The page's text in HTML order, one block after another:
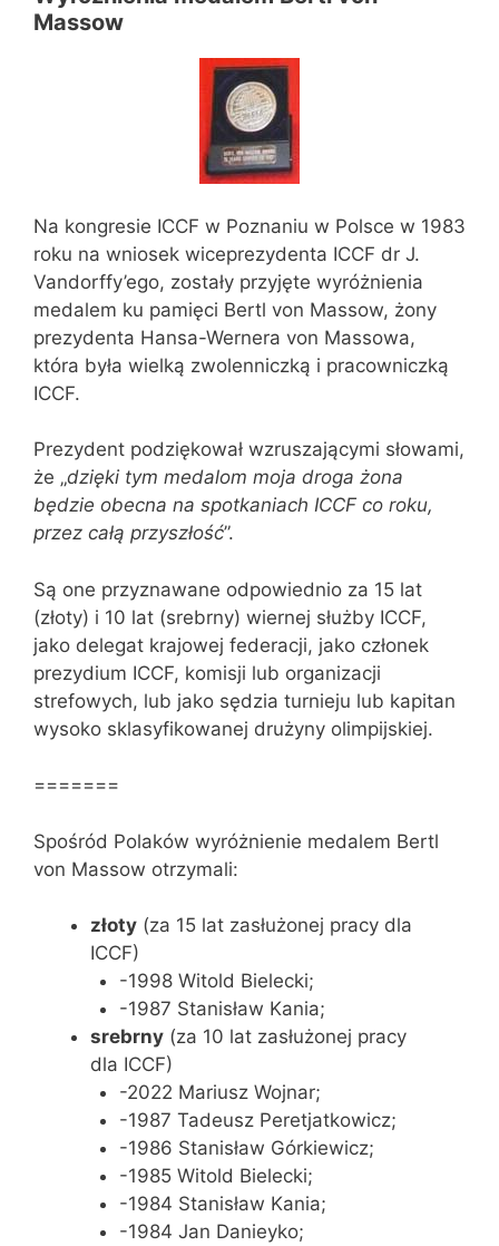
Massow
Na kongresie ICCF w Poznaniu w Polsce w 1983
roku na wniosek wiceprezydenta ICCF dr J.
Vandorffy’ego, zostały przyjęte wyróżnienia
medalem ku pamięci Bertl von Massow, żony
prezydenta Hansa-Wernera von Massowa,
która była wielką zwolenniczką i pracowniczką
ICCF.
Prezydent podziękował wzruszającymi słowami,
że „dzięki tym medalom moja droga żona
będzie obecna na spotkaniach ICCF co roku,
przez całą przyszłość”.
Są one przyznawane odpowiednio za 15 lat
(złoty) i 10 lat (srebrny) wiernej służby ICCF,
jako delegat krajowej federacji, jako członek
prezydium ICCF, komisji lub organizacji
strefowych, lub jako sędzia turnieju lub kapitan
wysoko sklasyfikowanej drużyny olimpijskiej.
=======
Spośród Polaków wyróżnienie medalem Bertl
von Massow otrzymali:
złoty (za 15 lat zasłużonej pracy dla
ICCF)
-1998 Witold Bielecki;
-1987 Stanisław Kania;
srebrny (za 10 lat zasłużonej pracy
dla ICCF)
-2022 Mariusz Wojnar;
-1987 Tadeusz Peretjatkowicz;
-1986 Stanisław Górkiewicz;
-1985 Witold Bielecki;
-1984 Stanisław Kania;
-1984 Jan Danieyko;